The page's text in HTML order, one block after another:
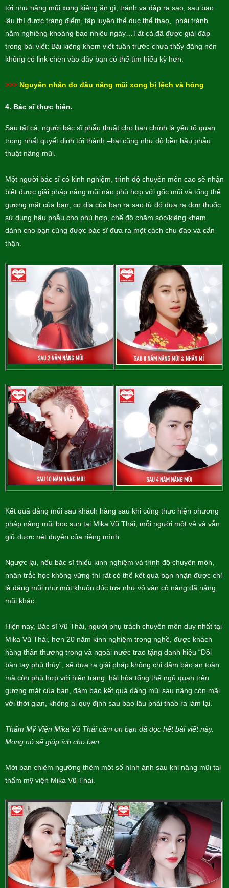
tới như nâng mũi xong kiêng ăn gì, tránh va đập ra sao, sau bao
lâu thì được trang điểm, tập luyện thể dục thể thao, phải tránh
nằm nghiêng khoảng bao nhiêu ngày…Tất cả đã được giải đáp
trong bài viết: Bài kiêng khem viết tuần trước chưa thấy đăng nên
không có link chèn vào đây bạn có thể tìm hiểu kỹ hơn.
>>> Nguyên nhân do đâu nâng mũi xong bị lệch và hỏng
4. Bác sĩ thực hiện.
Sau tất cả, người bác sĩ phẫu thuật cho bạn chính là yếu tố quan
trọng nhất quyết định tới thành –bại cũng như độ bền hậu phẫu
thuật nâng mũi.
Một người bác sĩ có kinh nghiệm, trình độ chuyên môn cao sẽ nhận
biết được giải pháp nâng mũi nào phù hợp với gốc mũi và tổng thể
gương mặt của bạn; cơ địa của bạn ra sao từ đó đưa ra đơn thuốc
sử dụng hậu phẫu cho phù hợp, chế độ chăm sóc/kiêng khem
dành cho bạn cũng được bác sĩ đưa ra một cách chu đáo và cẩn
thận.
Kết quả dáng mũi sau khách hàng sau khi cùng thực hiện phương
pháp nâng mũi bọc sụn tại Mika Vũ Thái, mỗi người một vẻ và vẫn
giữ được nét duyên của riêng mình.
Ngược lại, nếu bác sĩ thiếu kinh nghiệm và trình độ chuyên môn,
nhân trắc học không vững thì rất có thể kết quả bạn nhận được chỉ
là dáng mũi như một khuôn đúc tựa như vô vàn cô nàng đã nâng
mũi khác.
Hiện nay, Bác sĩ Vũ Thái, người phụ trách chuyên môn duy nhất tại
Mika Vũ Thái, hơn 20 năm kinh nghiệm trong nghề, được khách
hàng thân thương trong và ngoài nước trao tặng danh hiệu “Đôi
bàn tay phù thủy”, sẽ đưa ra giải pháp không chỉ đảm bảo an toàn
mà còn phù hợp với hiện trạng, hài hòa tổng thể ngũ quan trên
gương mặt của bạn, đảm bảo kết quả dáng mũi sau nâng còn mãi
với thời gian, không ai quy định sau bao lâu phải tháo ra làm lại.
Thẩm Mỹ Viện Mika Vũ Thái cảm ơn bạn đã đọc hết bài viết này.
Mong nó sẽ giúp ích cho bạn.
Mời bạn chiêm ngưỡng thêm một số hình ảnh sau khi nâng mũi tại
thẩm mỹ viện Mika Vũ Thái.